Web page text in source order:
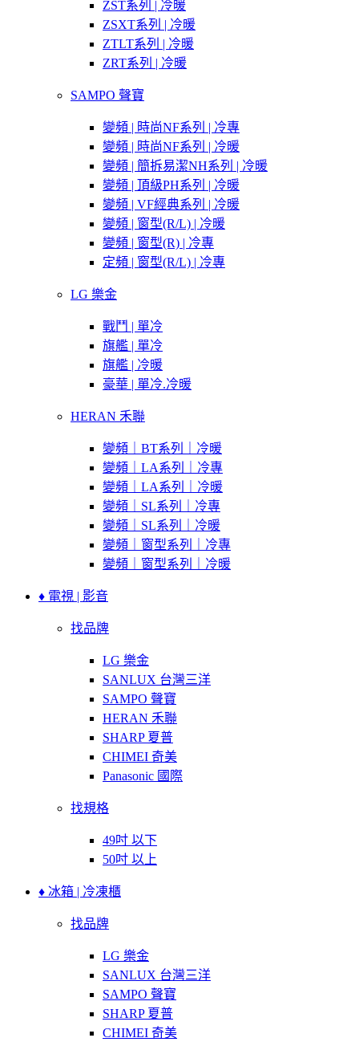
ZST系列 | 冷暖
ZSXT系列 | 冷暖
ZTLT系列 | 冷暖
ZRT系列 | 冷暖
SAMPO 聲寶
變頻 | 時尚NF系列 | 冷專
變頻 | 時尚NF系列 | 冷暖
變頻 | 簡拆易潔NH系列 | 冷暖
變頻 | 頂級PH系列 | 冷暖
變頻 | VF經典系列 | 冷暖
變頻 | 窗型(R/L) | 冷暖
變頻 | 窗型(R) | 冷專
定頻 | 窗型(R/L) | 冷專
LG 樂金
戰鬥 | 單冷
旗艦 | 單冷
旗艦 | 冷暖
豪華 | 單冷.冷暖
HERAN 禾聯
變頻｜BT系列｜冷暖
變頻｜LA系列｜冷專
變頻｜LA系列｜冷暖
變頻｜SL系列｜冷專
變頻｜SL系列｜冷暖
變頻｜窗型系列｜冷專
變頻｜窗型系列｜冷暖
♦ 電視 | 影音
找品牌
LG 樂金
SANLUX 台灣三洋
SAMPO 聲寶
HERAN 禾聯
SHARP 夏普
CHIMEI 奇美
Panasonic 國際
找規格
49吋 以下
50吋 以上
♦ 冰箱 | 冷凍櫃
找品牌
LG 樂金
SANLUX 台灣三洋
SAMPO 聲寶
SHARP 夏普
CHIMEI 奇美